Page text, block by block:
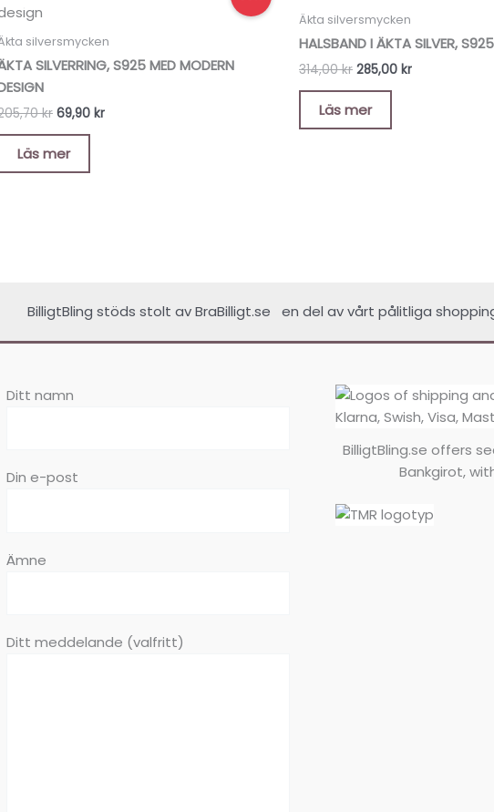
silversmycken
SILVERRING, S925 MED MODERN
kr
205,70 kr.
69,90 kr
69,90 kr.
Läs mer
Äkta silversmycken
HALSBAND I ÄKTA SILVER,
314,00kr
priset
314,00 kr.
285,00 kr
285,00 kr.
Läs mer
BilligtBling stöds stolt avBraBilligt.se en del av vårt pålitliga
Ditt namn
Din e-post
Ämne
Ditt meddelande (valfritt)
BilligtBling.se offers
Bankgirot,